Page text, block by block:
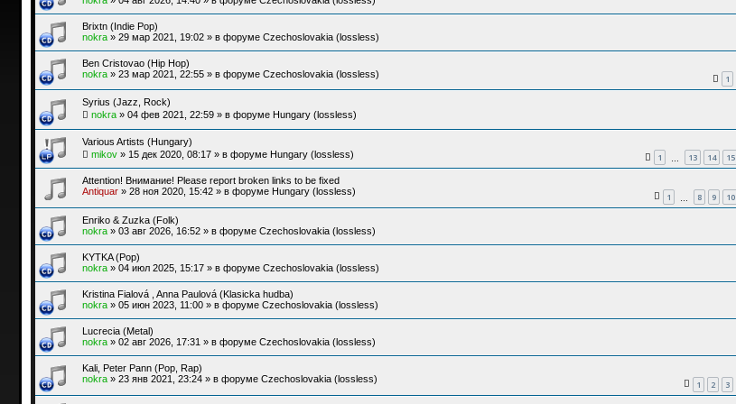
Brixtn (Indie Pop)
nokra» 29 мар 2021, 19:02» в форуме Czechoslovakia (lossless)
Ben Cristovao (Hip Hop)
nokra» 23 мар 2021, 22:55» в форуме Czechoslovakia (lossless) 1
Syrius (Jazz, Rock)
nokra» 04 фев 2021, 22:59» в форуме Hungary (lossless)
Various Artists (Hungary)
mikov» 15 дек 2020, 08:17» в форуме Hungary (lossless) 1 13 14 15
Attention! Внимание! Please report broken links to be fixed
Antiquar» 28 ноя 2020, 15:42» в форуме Hungary (lossless) 1 8 9 10
Enriko & Zuzka (Folk)
nokra» 03 авг 2026, 16:52» в форуме Czechoslovakia (lossless)
KYTKA (Pop)
nokra» 04 июл 2025, 15:17» в форуме Czechoslovakia (lossless)
Kristina Fialová , Anna Paulová (Klasicka hudba)
nokra» 05 июн 2023, 11:00» в форуме Czechoslovakia (lossless)
Lucrecia (Metal)
nokra» 02 авг 2026, 17:31 » в форуме Czechoslovakia (lossless)
Kali, Peter Pann (Pop, Rap)
nokra» 23 янв 2021, 23:24» в форуме Czechoslovakia (lossless) 1 2 3